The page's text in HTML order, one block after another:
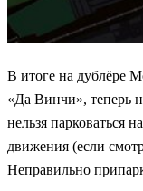
В итоге на дублёре
«Да Винчи», теперь
нельзя парковаться
движения (если
Неправильно